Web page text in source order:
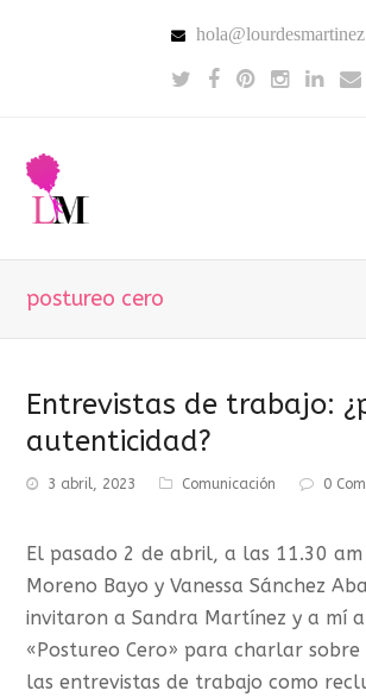
postureo cero
Entrevistas de trabajo:
autenticidad?
3 abril, 2023 Comunicación 0
El pasado 2 de abril, a las 11.30 am
Moreno Bayo y Vanessa Sánchez
invitaron a Sandra Martínez y a mí
«Postureo Cero» para charlar
las entrevistas de trabajo como